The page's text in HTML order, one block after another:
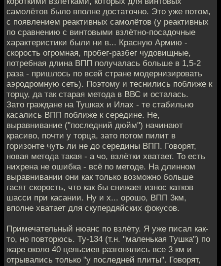
самолётов было вполне достаточно. Это уже потом,
с появлением реактивных самолётов (у реактивных
по сравнению с винтовыми взлётно-посадочные
характеристики были ни в... Красную Армию -
скорость огромная, пробег-разбег чудовищные,
потребная длина ВПП получалась больше в 1,5-2
раза - пришлось по всей стране модернизировать
аэродромную сеть). Поэтому и теснились поближе к
торцу, да так старая метода в ВВС и осталась.
Зато граждане на Тушках и Илах - те стабильно
касались ВПП поближе к середине. Не,
выравнивание ("последний дюйм") начинают
красиво, почти у торца, зато потом пилит в
горизонте чуть ли не до середины ВПП. Говорят,
новая метода такая - а чо, взлётки хватает. То есть
нихрена не ошибка - всё по методе. На длинном
выравнивании они как только возможно больше
гасят скорость, что как бы снижает износ катков
шасси при касании. Ну и х... орошо, ВПП 3км,
вполне хватает для скупердяйских фокусов.
Примечательный нюанс по взлёту. Я уже писал как-
то, но повторюсь. Ту-134 (т.н. "маленькая Тушка") по
жаре около 40 цельсиев разгонялись все 3 км и
отрывались только "у последней плиты". Говорят,